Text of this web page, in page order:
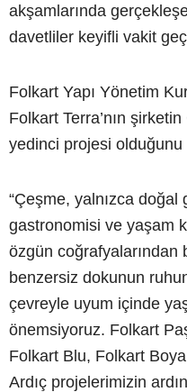
akşamlarında
davetliler keyifli vakit
Folkart Yapı Yönetim
Folkart Terra’nın
yedinci projesi olduğunu
“Çeşme, yalnızca
gastronomisi ve yaşam
özgün coğrafyalarından
benzersiz dokunun
çevreyle uyum içinde
önemsiyoruz. Folkart
Folkart Blu, Folkart
Ardıç projelerimizin